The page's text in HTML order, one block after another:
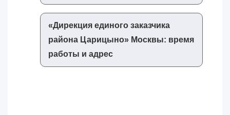
«‎Дирекция единого заказчика
района Царицыно»‎ Москвы: время
работы и адрес